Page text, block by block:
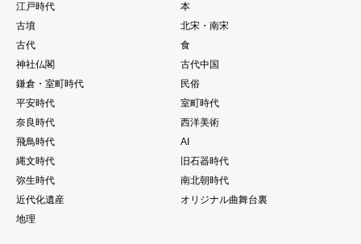
江戸時代
本
古墳
北宋・南宋
古代
食
神社仏閣
古代中国
鎌倉・室町時代
民俗
平安時代
室町時代
奈良時代
西洋美術
飛鳥時代
AI
縄文時代
旧石器時代
弥生時代
南北朝時代
近代化遺産
オリジナル曲舞台裏
地理